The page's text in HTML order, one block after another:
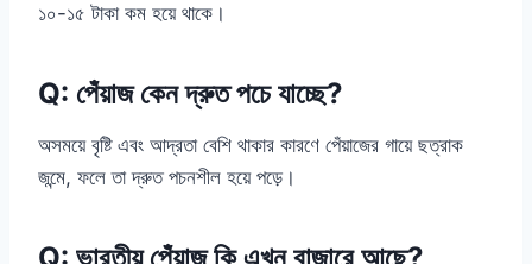
১০-১৫ টাকা কম হয়ে থাকে।
Q: পেঁয়াজ কেন দ্রুত পচে যাচ্ছে?
অসময়ে বৃষ্টি এবং আদ্রতা বেশি থাকার কারণে পেঁয়াজের গায়ে ছত্রাক
জন্মে, ফলে তা দ্রুত পচনশীল হয়ে পড়ে।